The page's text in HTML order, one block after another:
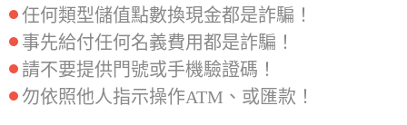
任何類型儲值點數換現金都是詐騙！
事先給付任何名義費用都是詐騙！
請不要提供門號或手機驗證碼！
勿依照他人指示操作ATM、或匯款！